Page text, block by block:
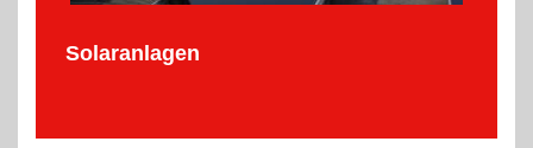
Solaranlagen